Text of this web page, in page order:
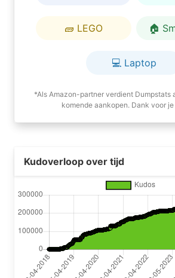
🧱 LEGO 🏠
💻 Laptop
*Als Amazon-partner verdient Dumpstats
komende aankopen. Dank voor
Kudoverloop over tijd